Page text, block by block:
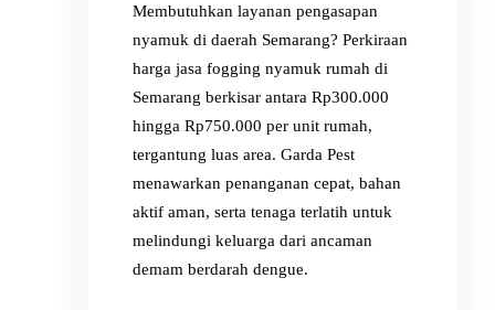
Membutuhkan layanan pengasapan
nyamuk di daerah Semarang? Perkiraan
harga jasa fogging nyamuk rumah di
Semarang berkisar antara Rp300.000
hingga Rp750.000 per unit rumah,
tergantung luas area. Garda Pest
menawarkan penanganan cepat, bahan
aktif aman, serta tenaga terlatih untuk
melindungi keluarga dari ancaman
demam berdarah dengue.